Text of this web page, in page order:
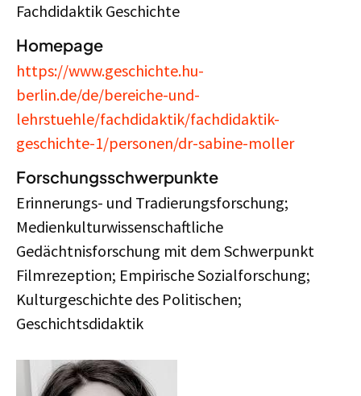
Fachdidaktik Geschichte
Homepage
https://www.geschichte.hu-
berlin.de/de/bereiche-und-
lehrstuehle/fachdidaktik/fachdidaktik-
geschichte-1/personen/dr-sabine-moller
Forschungsschwerpunkte
Erinnerungs- und Tradierungsforschung;
Medienkulturwissenschaftliche
Gedächtnisforschung mit dem Schwerpunkt
Filmrezeption; Empirische Sozialforschung;
Kulturgeschichte des Politischen;
Geschichtsdidaktik